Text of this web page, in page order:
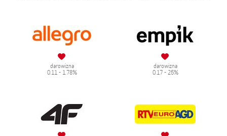
darowizna
0.11 - 1.78%
darowizna
0.17 - 25%